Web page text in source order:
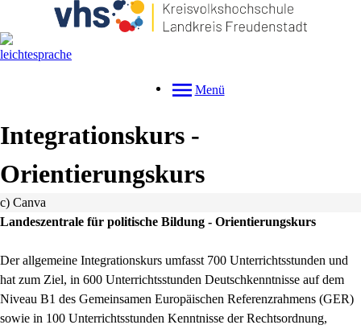
Menü
Integrationskurs -
Orientierungskurs
c) Canva
Landeszentrale für politische Bildung - Orientierungskurs
Der allgemeine Integrationskurs umfasst 700 Unterrichtsstunden und
hat zum Ziel, in 600 Unterrichtsstunden Deutschkenntnisse auf dem
Niveau B1 des Gemeinsamen Europäischen Referenzrahmens (GER)
sowie in 100 Unterrichtsstunden Kenntnisse der Rechtsordnung,